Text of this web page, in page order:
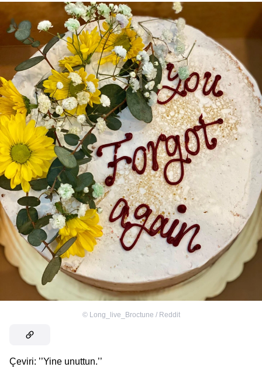
© Long_live_Broctune / Reddit
Çeviri: ’’Yine unuttun.’’